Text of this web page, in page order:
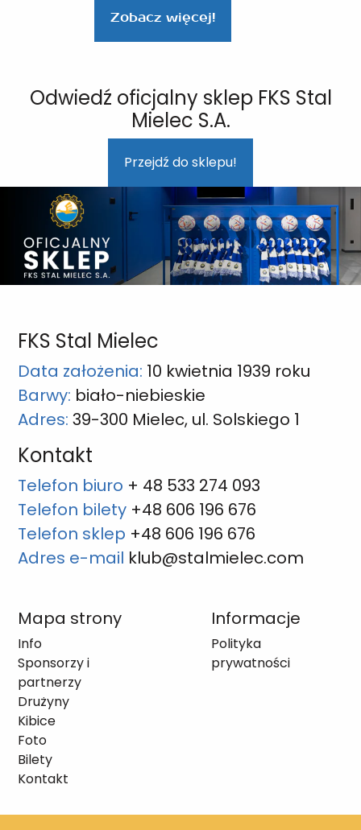
Zobacz więcej!
Odwiedź oficjalny sklep FKS Stal
Mielec S.A.
Przejdź do sklepu!
FKS Stal Mielec
Data założenia: 10 kwietnia 1939 roku
Barwy: biało-niebieskie
Adres: 39-300 Mielec, ul. Solskiego 1
Kontakt
Telefon biuro + 48 533 274 093
Telefon bilety +48 606 196 676
Telefon sklep +48 606 196 676
Adres e-mail klub@stalmielec.com
Mapa strony
Info
Sponsorzy i
partnerzy
Drużyny
Kibice
Foto
Bilety
Kontakt
Informacje
Polityka
prywatności